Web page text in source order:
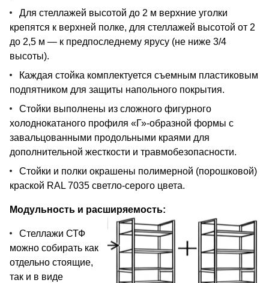
Для стеллажей высотой до 2 м верхние уголки
крепятся к верхней полке, для стеллажей высотой от 2
до 2,5 м — к предпоследнему ярусу (не ниже 3/4
высоты).
Каждая стойка комплектуется съемным пластиковым
подпятником для защиты напольного покрытия.
Стойки выполнены из сложного фигурного
холоднокатаного профиля «Г»-образной формы с
завальцованными продольными краями для
дополнительной жесткости и травмобезопасности.
Стойки и полки окрашены полимерной (порошковой)
краской RAL 7035 светло-серого цвета.
Модульность и расширяемость:
Стеллажи СТФ
можно собирать как
отдельно стоящие,
так и в виде